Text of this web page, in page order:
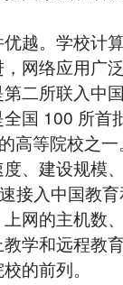
越。学校计
网络应用广
二所联入中
国 100 所首
高等院校之
、建设规模
接入中国教
网的主机数
学和远程教
的前列。